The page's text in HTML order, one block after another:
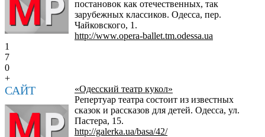
постановок как отечественных, так
зарубежных классиков. Одесса, пер.
Чайковского, 1.
http://www.opera-ballet.tm.odessa.ua
1
7
0
+
САЙТ
«Одесский театр кукол»
Репертуар театра состоит из известных
сказок и рассказов для детей. Одесса, ул.
Пастера, 15.
http://galerka.ua/basa/42/